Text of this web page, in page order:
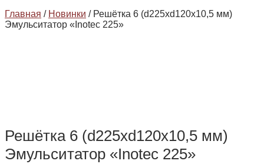
Главная / Новинки / Решётка 6 (d225xd120x10,5 мм)
Эмульситатор «Inotec 225»
Решётка 6 (d225xd120x10,5 мм)
Эмульситатор «Inotec 225»